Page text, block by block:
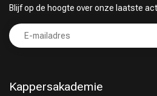
Kappersakademie
Blijf op de hoogte over onze laatste